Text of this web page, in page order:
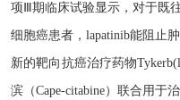
项Ⅲ期临床试验显示，对于既
细胞癌患者，lapatinib能阻止
新的靶向抗癌治疗药物
滨（Cape-citabine）联合用于